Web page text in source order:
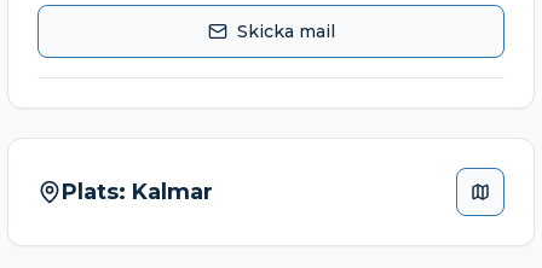
Skicka mail
Plats: Kalmar